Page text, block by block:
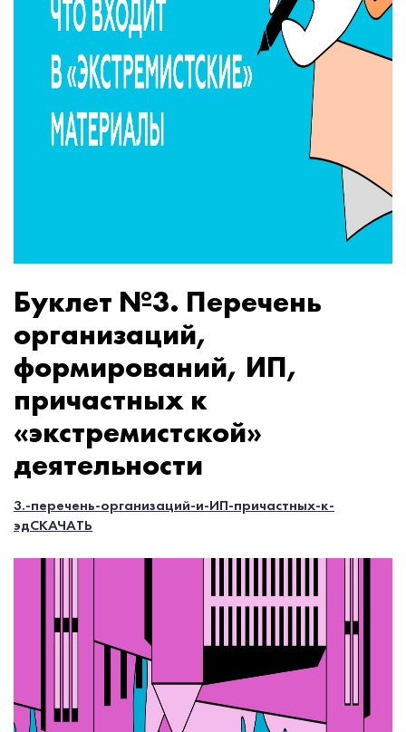
Буклет №3. Перечень
организаций,
формирований, ИП,
причастных к
«‎экстремистской»
деятельности
3.-перечень-организаций-и-ИП-причастных-к-
эдСКАЧАТЬ